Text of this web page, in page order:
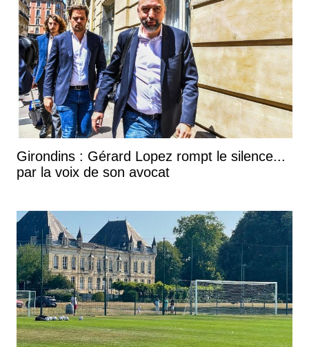
Girondins : Gérard Lopez rompt le silence...
par la voix de son avocat